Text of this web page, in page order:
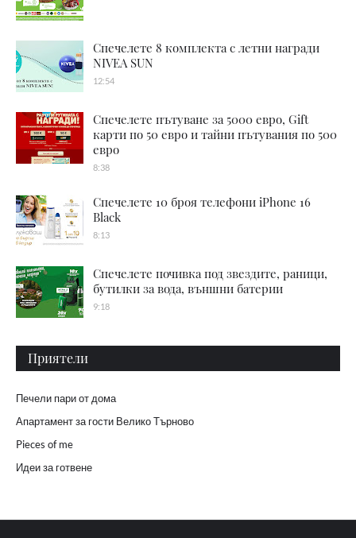
Спечелете 8 комплекта с летни награди
NIVEA SUN
12:54
Спечелете пътуване за 5000 евро, Gift
карти по 50 евро и тайни пътувания по 500
евро
8:38
Спечелете 10 броя телефони iPhone 16
Black
8:13
Спечелете почивка под звездите, раници,
бутилки за вода, външни батерии
9:18
Приятели
Печели пари от дома
Апартамент за гости Велико Търново
Pieces of me
Идеи за готвене